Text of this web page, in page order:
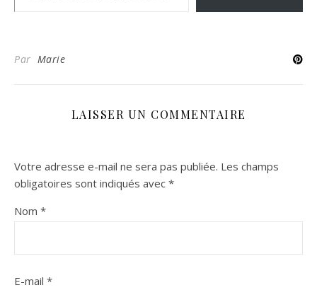
Par Marie
LAISSER UN COMMENTAIRE
Votre adresse e-mail ne sera pas publiée. Les champs
obligatoires sont indiqués avec *
Nom *
E-mail *